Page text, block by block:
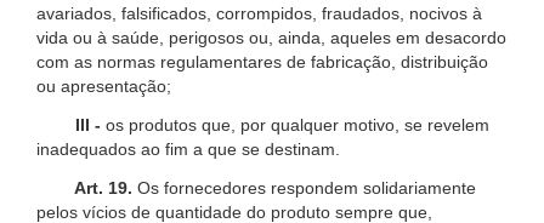
avariados, falsificados, corrompidos, fraudados, nocivos à
vida ou à saúde, perigosos ou, ainda, aqueles em desacordo
com as normas regulamentares de fabricação, distribuição
ou apresentação;
III - os produtos que, por qualquer motivo, se revelem
inadequados ao fim a que se destinam.
Art. 19. Os fornecedores respondem solidariamente
pelos vícios de quantidade do produto sempre que,